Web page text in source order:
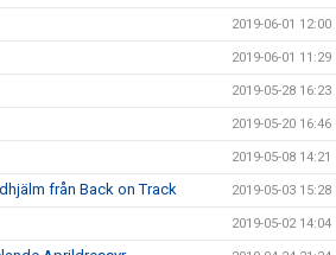
2019-06-01 12:00
2019-06-01 11:29
2019-05-28 16:23
2019-05-20 16:46
2019-05-08 14:21
från Back on Track 2019-05-03 15:28
2019-05-02 14:04